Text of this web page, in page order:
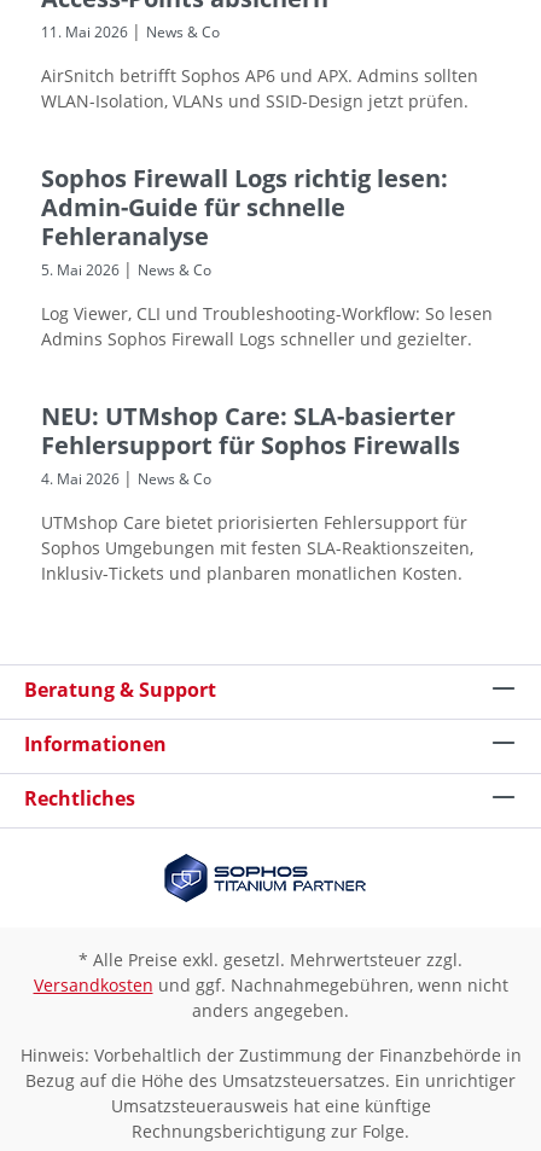
11. Mai 2026 | News & Co
AirSnitch betrifft Sophos AP6 und APX. Admins sollten
WLAN-Isolation, VLANs und SSID-Design jetzt prüfen.
Sophos Firewall Logs richtig lesen:
Admin-Guide für schnelle
Fehleranalyse
5. Mai 2026 | News & Co
Log Viewer, CLI und Troubleshooting-Workflow: So lesen
Admins Sophos Firewall Logs schneller und gezielter.
NEU: UTMshop Care: SLA-basierter
Fehlersupport für Sophos Firewalls
4. Mai 2026 | News & Co
UTMshop Care bietet priorisierten Fehlersupport für
Sophos Umgebungen mit festen SLA-Reaktionszeiten,
Inklusiv-Tickets und planbaren monatlichen Kosten.
Beratung & Support
Informationen
Rechtliches
* Alle Preise exkl. gesetzl. Mehrwertsteuer zzgl.
Versandkosten und ggf. Nachnahmegebühren, wenn nicht
anders angegeben.
Hinweis: Vorbehaltlich der Zustimmung der Finanzbehörde in
Bezug auf die Höhe des Umsatzsteuersatzes. Ein unrichtiger
Umsatzsteuerausweis hat eine künftige
Rechnungsberichtigung zur Folge.